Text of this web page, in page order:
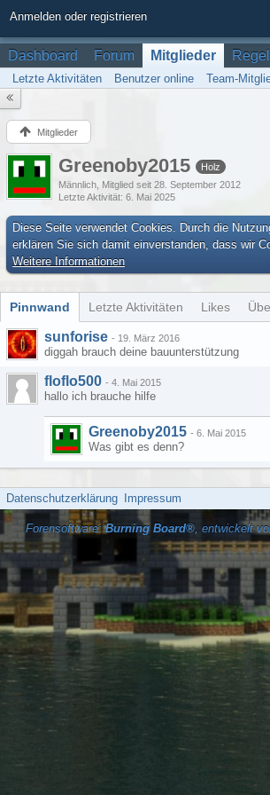
Anmelden oder registrieren
Dashboard Forum Mitglieder
Letzte Aktivitäten Benutzer online Team-
Mitglieder
Greenoby2015
Holz
Männlich Mitglied seit 28. September 2012
Letzte Aktivität 6. Mai 2025
Diese Seite verwendet Cookies. Durch die
erklären Sie sich damit einverstanden, dass wir
Weitere Informationen
Pinnwand Letzte Aktivitäten Likes
sunforise - 19. März 2016
diggah brauch deine bauunterstützung
floflo500 - 4. Mai 2015
hallo ich brauche hilfe
Greenoby2015 - 6. Mai 2015
Was gibt es denn?
Datenschutzerklärung Impressum
Forensoftware:Burning Board®, entwickelt